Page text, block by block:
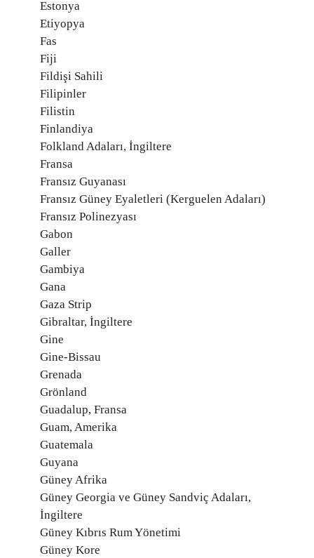
Estonya
Etiyopya
Fas
Fiji
Fildişi Sahili
Filipinler
Filistin
Finlandiya
Folkland Adaları, İngiltere
Fransa
Fransız Guyanası
Fransız Güney Eyaletleri (Kerguelen Adaları)
Fransız Polinezyası
Gabon
Galler
Gambiya
Gana
Gaza Strip
Gibraltar, İngiltere
Gine
Gine-Bissau
Grenada
Grönland
Guadalup, Fransa
Guam, Amerika
Guatemala
Guyana
Güney Afrika
Güney Georgia ve Güney Sandviç Adaları,
İngiltere
Güney Kıbrıs Rum Yönetimi
Güney Kore